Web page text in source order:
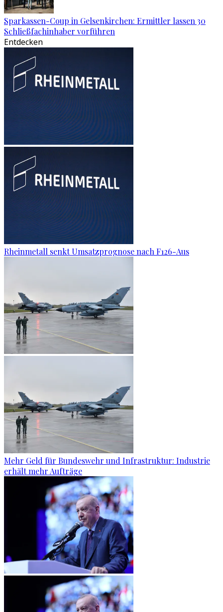
Sparkassen-Coup in Gelsenkirchen: Ermittler lassen 30
Schließfachinhaber vorführen
Entdecken
Rheinmetall senkt Umsatzprognose nach F126-Aus
Mehr Geld für Bundeswehr und Infrastruktur: Industrie
erhält mehr Aufträge